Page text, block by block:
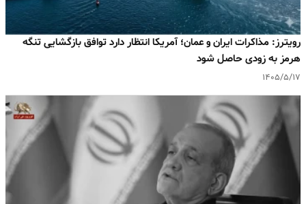
رویترز: مذاکرات ایران و عمان؛ آمریکا انتظار دارد توافق بازگشایی تنگه
هرمز به‌ زودی حاصل شود
۱۴۰۵/۵/۱۷